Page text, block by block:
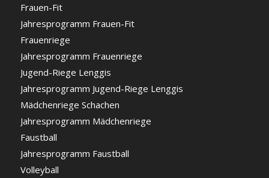
Frauen-Fit
Jahresprogramm Frauen-Fit
Frauenriege
Jahresprogramm Frauenriege
Jugend-Riege Lenggis
Jahresprogramm Jugend-Riege Lenggis
Mädchenriege Schachen
Jahresprogramm Mädchenriege
Faustball
Jahresprogramm Faustball
Volleyball